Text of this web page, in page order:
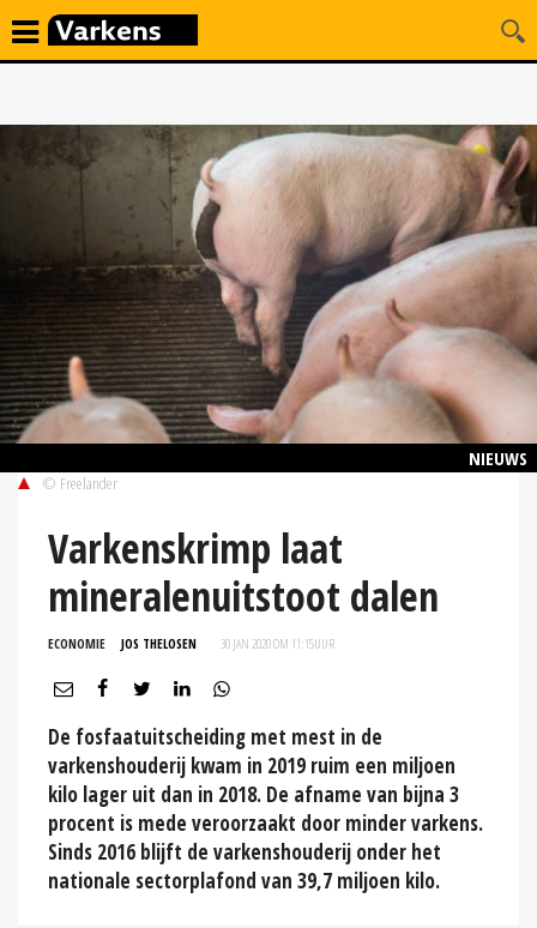
NIEUWS
© Freelander
Varkenskrimp laat
mineralenuitstoot dalen
ECONOMIE JOS THELOSEN 30 JAN 2020 OM 11:15UUR
De fosfaatuitscheiding met mest in de
varkenshouderij kwam in 2019 ruim een miljoen
kilo lager uit dan in 2018. De afname van bijna 3
procent is mede veroorzaakt door minder varkens.
Sinds 2016 blijft de varkenshouderij onder het
nationale sectorplafond van 39,7 miljoen kilo.